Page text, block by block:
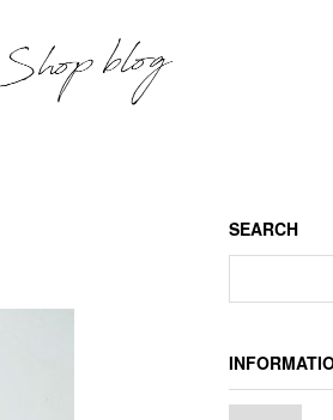
SEARCH